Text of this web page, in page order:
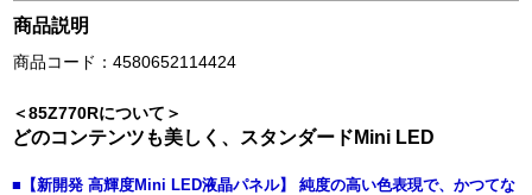
商品説明
商品コード：4580652114424
＜85Z770Rについて＞
どのコンテンツも美しく、スタンダードMini LED
■【新開発 高輝度Mini LED液晶パネル】 純度の高い色表現で、かつてな